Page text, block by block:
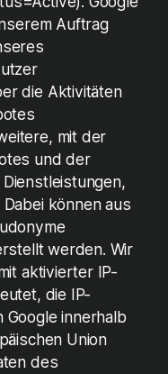
Auftrag
die Aktivitäten
mit der
und der
können aus
werden. Wir
aktivierter IP-
die IP-
innerhalb
Union
des